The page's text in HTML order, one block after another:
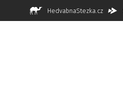
HedvabnaStezka.cz